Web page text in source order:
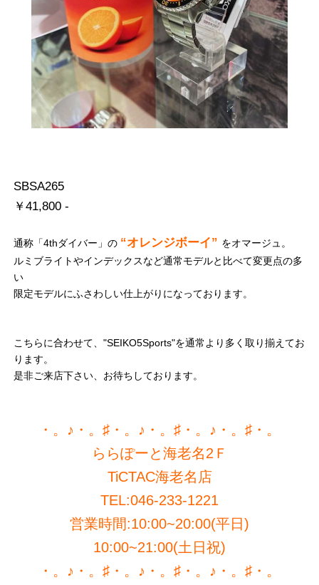
SBSA265
￥41,800 -
通称「4thダイバー」の “オレンジボーイ” をオマージュ。
ルミブライトやインデックスなど通常モデルと比べて変更点の多
い
限定モデルにふさわしい仕上がりになっております。
こちらに合わせて、"SEIKO5Sports"を通常より多く取り揃えてお
ります。
是非ご来店下さい、お待ちしております。
・。♪・。♯・。♪・。♯・。♪・。♯・。
ららぽーと海老名2Ｆ
TiCTAC海老名店
TEL:046-233-1221
営業時間:10:00~20:00(平日)
10:00~21:00(土日祝)
・。♪・。♯・。♪・。♯・。♪・。♯・。